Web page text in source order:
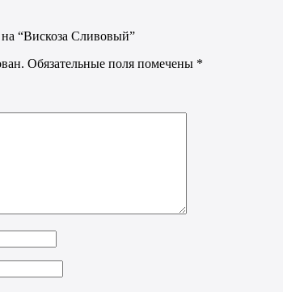
“Вискоза Сливовый”
Обязательные поля помечены *